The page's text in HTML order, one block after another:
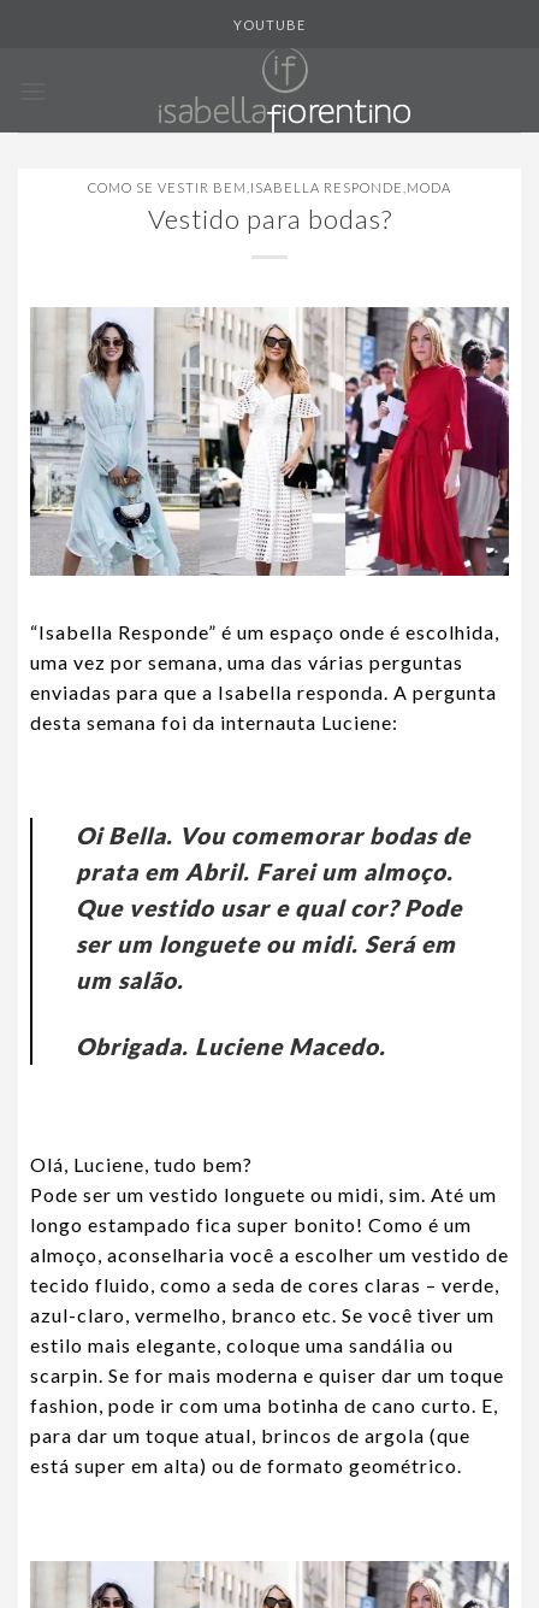
YOUTUBE
COMO SE VESTIR BEM ISABELLA RESPONDE MODA
Vestido para bodas?
“Isabella Responde” é um espaço onde é escolhida,
uma vez por semana, uma das várias perguntas
enviadas para que a Isabella responda. A pergunta
desta semana foi da internauta Luciene:
Oi Bella. Vou comemorar bodas de
prata em Abril. Farei um almoço.
Que vestido usar e qual cor? Pode
ser um longuete ou midi. Será em
um salão.
Obrigada. Luciene Macedo.
Olá, Luciene, tudo bem?
Pode ser um vestido longuete ou midi, sim. Até um
longo estampado fica super bonito! Como é um
almoço, aconselharia você a escolher um vestido de
tecido fluido, como a seda de cores claras – verde,
azul-claro, vermelho, branco etc. Se você tiver um
estilo mais elegante, coloque uma sandália ou
scarpin. Se for mais moderna e quiser dar um toque
fashion, pode ir com uma botinha de cano curto. E,
para dar um toque atual, brincos de argola (que
está super em alta) ou de formato geométrico.